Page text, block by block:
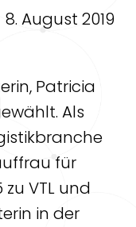
8. August 2019
Patricia
Als
für
VTL und
in der